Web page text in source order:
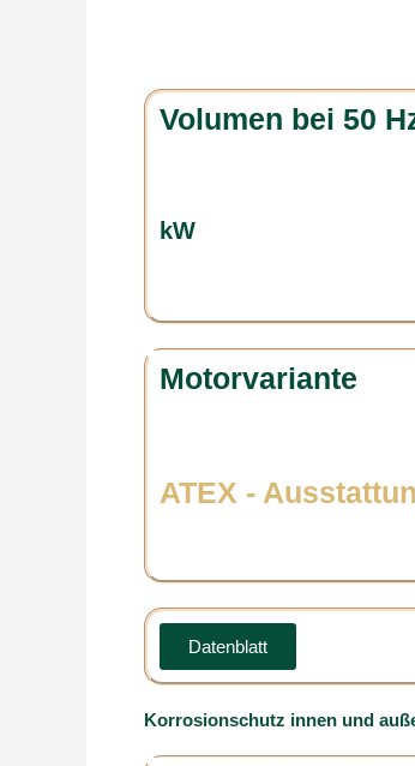
Volumen bei 50
kW
Motorvariante
ATEX -
Datenblatt
Korrosionschutz innen und